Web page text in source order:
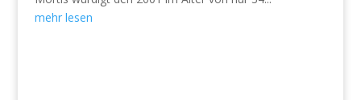
mehr lesen